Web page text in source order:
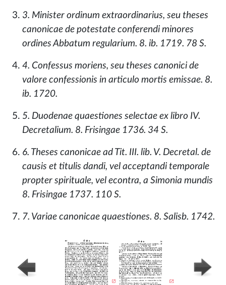
3. Minister ordinum extraordinarius, seu theses
canonicae de potestate conferendi minores
ordines Abbatum regularium. 8. ib. 1719. 78 S.
4. Confessus moriens, seu theses canonici de
valore confessionis in articulo mortis emissae. 8.
ib. 1720.
5. Duodenae quaestiones selectae ex libro IV.
Decretalium. 8. Frisingae 1736. 34 S.
6. Theses canonicae ad Tit. III. lib. V. Decretal. de
causis et titulis dandi, vel acceptandi temporale
propter spirituale, vel econtra, a Simonia mundis
8. Frisingae 1737. 110 S.
7. Variae canonicae quaestiones. 8. Salisb. 1742.